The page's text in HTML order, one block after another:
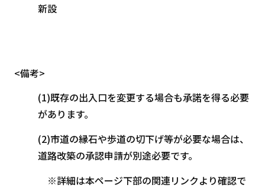
新設
<備考>
(1)既存の出入口を変更する場合も承諾を得る必要
があります。
(2)市道の縁石や歩道の切下げ等が必要な場合は、
道路改築の承認申請が別途必要です。
※詳細は本ページ下部の関連リンクより確認で